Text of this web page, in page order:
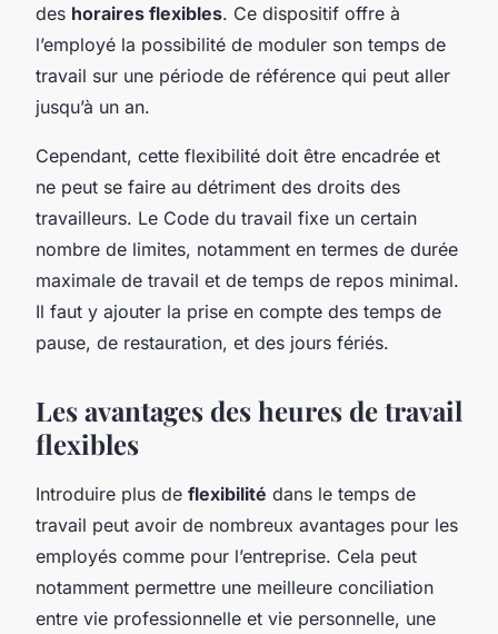
des horaires flexibles. Ce dispositif offre à
l’employé la possibilité de moduler son temps de
travail sur une période de référence qui peut aller
jusqu’à un an.
Cependant, cette flexibilité doit être encadrée et
ne peut se faire au détriment des droits des
travailleurs. Le Code du travail fixe un certain
nombre de limites, notamment en termes de durée
maximale de travail et de temps de repos minimal.
Il faut y ajouter la prise en compte des temps de
pause, de restauration, et des jours fériés.
Les avantages des heures de travail
flexibles
Introduire plus de flexibilité dans le temps de
travail peut avoir de nombreux avantages pour les
employés comme pour l’entreprise. Cela peut
notamment permettre une meilleure conciliation
entre vie professionnelle et vie personnelle, une